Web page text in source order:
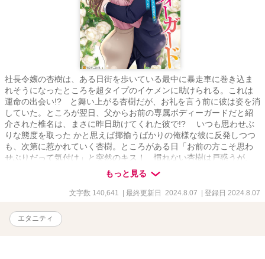
社長令嬢の杏樹は、ある日街を歩いている最中に暴走車に巻き込ま
れそうになったところを超タイプのイケメンに助けられる。これは
運命の出会い!? と舞い上がる杏樹だが、お礼を言う前に彼は姿を消
していた。ところが翌日、父からお前の専属ボディーガードだと紹
介された椎名は、まさに昨日助けてくれた彼で!? いつも思わせぶ
りな態度を取った かと思えば揶揄うばかりの俺様な彼に反発しつつ
も、次第に惹かれていく杏樹。ところがある日「お前の方こそ思わ
せぶりだって気付け」と突然のキス！ 慣れない杏樹は戸惑うが、
二度目のキスも抗えなくて――!? イジワルな俺様御曹司に愛され尽
もっと見る
文字数 140,641 | 最終更新日 2024.8.07 | 登録日 2024.8.07
エタニティ